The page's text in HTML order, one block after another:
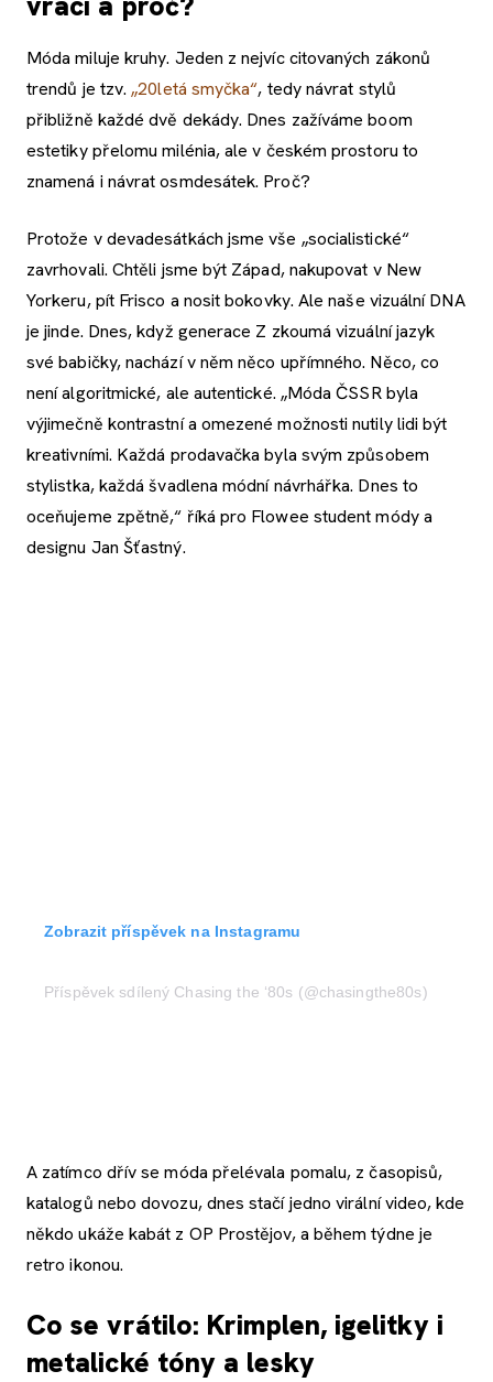
Móda miluje kruhy. Jeden z nejvíc citovaných zákonů
trendů je tzv.„20letá smyčka“, tedy návrat stylů
přibližně každé dvě dekády. Dnes zažíváme boom
estetiky přelomu milénia, ale v českém prostoru to
znamená i návrat osmdesátek. Proč?
Protože v devadesátkách jsme vše „socialistické“
zavrhovali. Chtěli jsme být Západ, nakupovat v New
Yorkeru, pít Frisco a nosit bokovky. Ale naše vizuální DNA
je jinde. Dnes, když generace Z zkoumá vizuální jazyk
své babičky, nachází v něm něco upřímného. Něco, co
není algoritmické, ale autentické. „Móda ČSSR byla
výjimečně kontrastní a omezené možnosti nutily lidi být
kreativními. Každá prodavačka byla svým způsobem
stylistka, každá švadlena módní návrhářka. Dnes to
oceňujeme zpětně,“ říká pro Flowee student módy a
designu Jan Šťastný.
Zobrazit příspěvek na Instagramu
Příspěvek sdílený Chasing the ‘80s (@chasingthe80s)
A zatímco dřív se móda přelévala pomalu, z časopisů,
katalogů nebo dovozu, dnes stačí jedno virální video, kde
někdo ukáže kabát z OP Prostějov, a během týdne je
retro ikonou.
Co se vrátilo: Krimplen, igelitky i
metalické tóny a lesky